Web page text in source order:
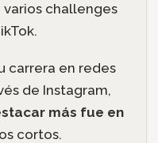
challenges
carrera en redes
de Instagram,
más fue en
cortos.